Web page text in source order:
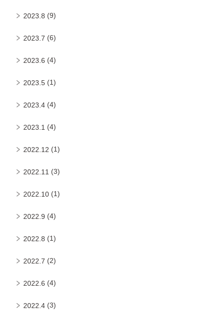
2023.8 (9)
2023.7 (6)
2023.6 (4)
2023.5 (1)
2023.4 (4)
2023.1 (4)
2022.12 (1)
2022.11 (3)
2022.10 (1)
2022.9 (4)
2022.8 (1)
2022.7 (2)
2022.6 (4)
2022.4 (3)